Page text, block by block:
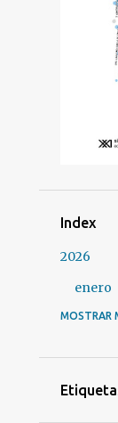
Index
2026
enero
2025
enero
MOSTRAR